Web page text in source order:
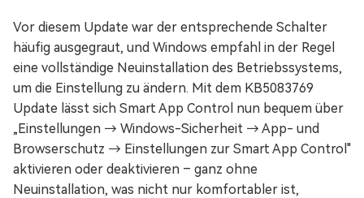
Vor diesem Update war der entsprechende Schalter
häufig ausgegraut, und Windows empfahl in der Regel
eine vollständige Neuinstallation des Betriebssystems,
um die Einstellung zu ändern. Mit dem KB5083769
Update lässt sich Smart App Control nun bequem über
„Einstellungen → Windows-Sicherheit → App- und
Browserschutz → Einstellungen zur Smart App Control"
aktivieren oder deaktivieren – ganz ohne
Neuinstallation, was nicht nur komfortabler ist,